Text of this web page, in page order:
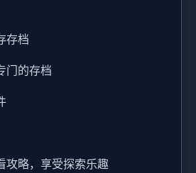
存档
门的存档
攻略，享受探索乐趣